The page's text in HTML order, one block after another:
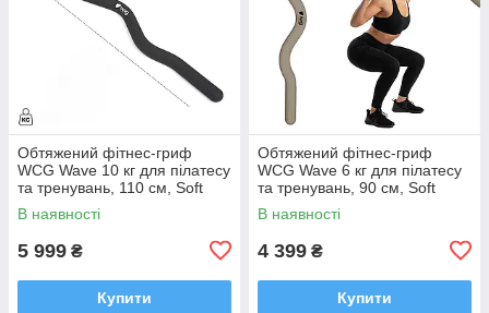
Обтяжений фітнес-гриф
WCG Wave 10 кг для пілатесу
та тренувань, 110 см, Soft
Touch, чорний
В наявності
5 999 ₴
Купити
Обтяжений фітнес-гриф
WCG Wave 6 кг для пілатесу
та тренувань, 90 см, Soft
Touch, тауп
В наявності
4 399 ₴
Купити